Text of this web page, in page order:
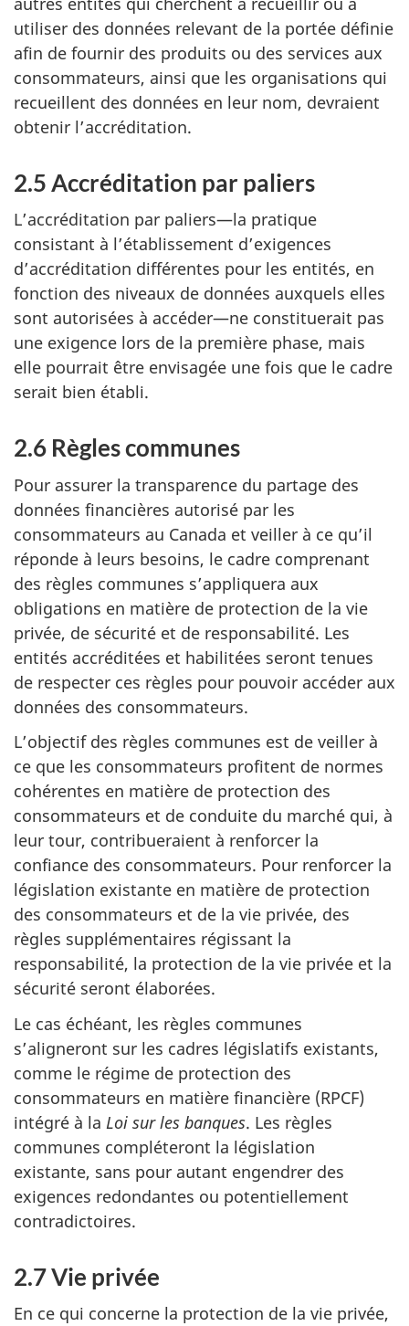
utiliser des données relevant de la portée définie
afin de fournir des produits ou des services aux
consommateurs, ainsi que les organisations qui
recueillent des données en leur nom, devraient
obtenir l’accréditation.
2.5 Accréditation par paliers
L’accréditation par paliers—la pratique
consistant à l’établissement d’exigences
d’accréditation différentes pour les entités, en
fonction des niveaux de données auxquels elles
sont autorisées à accéder—ne constituerait pas
une exigence lors de la première phase, mais
elle pourrait être envisagée une fois que le cadre
serait bien établi.
2.6 Règles communes
Pour assurer la transparence du partage des
données financières autorisé par les
consommateurs au Canada et veiller à ce qu’il
réponde à leurs besoins, le cadre comprenant
des règles communes s’appliquera aux
obligations en matière de protection de la vie
privée, de sécurité et de responsabilité. Les
entités accréditées et habilitées seront tenues
de respecter ces règles pour pouvoir accéder aux
données des consommateurs.
L’objectif des règles communes est de veiller à
ce que les consommateurs profitent de normes
cohérentes en matière de protection des
consommateurs et de conduite du marché qui, à
leur tour, contribueraient à renforcer la
confiance des consommateurs. Pour renforcer la
législation existante en matière de protection
des consommateurs et de la vie privée, des
règles supplémentaires régissant la
responsabilité, la protection de la vie privée et la
sécurité seront élaborées.
Le cas échéant, les règles communes
s’aligneront sur les cadres législatifs existants,
comme le régime de protection des
consommateurs en matière financière (RPCF)
intégré à la Loi sur les banques. Les règles
communes compléteront la législation
existante, sans pour autant engendrer des
exigences redondantes ou potentiellement
contradictoires.
2.7 Vie privée
En ce qui concerne la protection de la vie privée,